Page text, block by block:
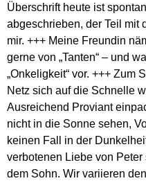
Überschrift heute ist
abgeschrieben, der Teil mit
mir. +++ Meine Freundin
gerne von „Tanten“ – und
„Onkeligkeit“ vor. +++ Zum
Netz sich auf die Schnelle
Ausreichend Proviant
nicht in die Sonne sehen,
keinen Fall in der
verbotenen Liebe von
dem Sohn. Wir variieren